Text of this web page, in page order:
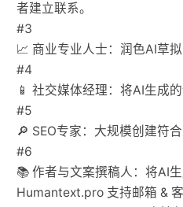
者建立联系。
#3
📈 商业专业人士：润色AI草
#4
📱 社交媒体经理：将AI生成
#5
🔎 SEO专家：大规模创建符
#6
📚 作者与文案撰稿人：将AI
Humantext.pro 支持邮箱 &